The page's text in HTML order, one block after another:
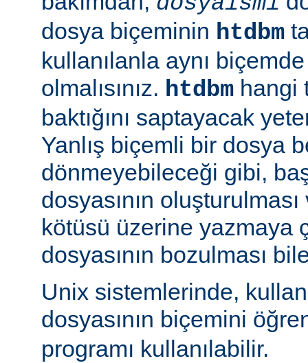
dosya biçeminin htdbm
kullanılanla aynı
olmalısınız. htdbm hangi
baktığını saptayacak
Yanlış biçemli bir dosya
dönmeyebileceği gibi,
dosyasının
kötüsü üzerine yazmaya
dosyasının bozulması
Unix sistemlerinde,
dosyasının biçemini
programı kullanılabilir.